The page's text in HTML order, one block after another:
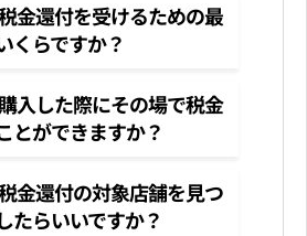
金還付を受けるための最
くらですか？
入した際にその場で税金
とができますか？
金還付の対象店舗を見つ
たらいいですか？